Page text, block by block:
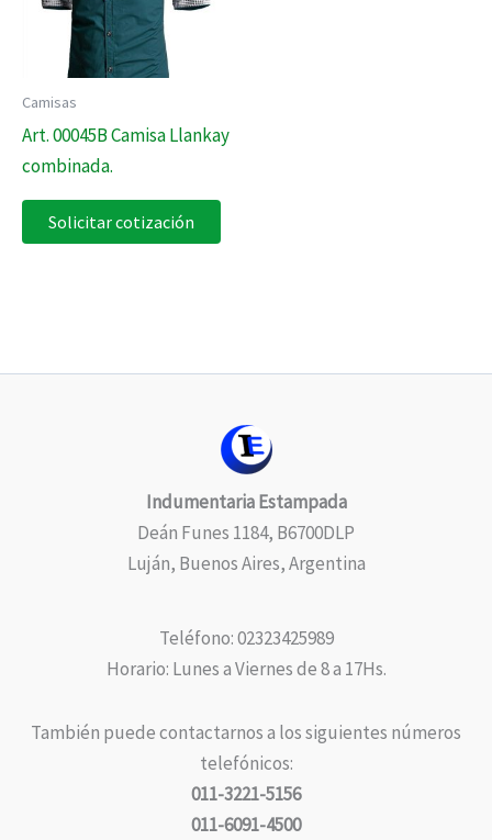
Camisas
Art. 00045B Camisa Llankay
combinada.
Solicitar cotización
Indumentaria Estampada
Deán Funes 1184, B6700DLP
Luján, Buenos Aires, Argentina
Teléfono: 02323425989
Horario: Lunes a Viernes de 8 a 17Hs.
También puede contactarnos a los siguientes números
telefónicos:
011-3221-5156
011-6091-4500